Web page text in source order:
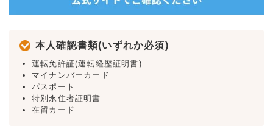
本人確認書類(いずれか必須)
運転免許証(運転経歴証明書)
マイナンバーカード
パスポート
特別永住者証明書
在留カード